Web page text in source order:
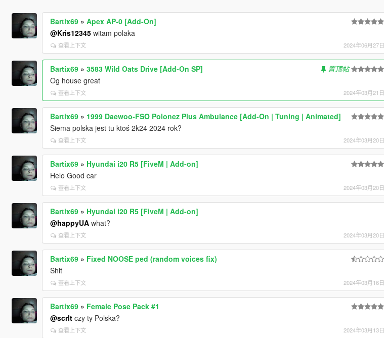
Bartix69» Apex AP-0 [Add-On]
@Kris12345witam polaka
查看上下文 2024年06月27日
Bartix69» 3583 Wild Oats Drive [Add-On SP]
置顶帖
Og house great
查看上下文 2024年03月21日
Bartix69» 1999 Daewoo-FSO Polonez Plus Ambulance [Add-On | Tuning | Animated]
Siema polska jest tu ktoś 2k24 2024 rok?
查看上下文 2024年03月20日
Bartix69» Hyundai i20 R5 [FiveM | Add-on]
Helo Good car
查看上下文 2024年03月20日
Bartix69» Hyundai i20 R5 [FiveM | Add-on]
@happyUAwhat?
查看上下文 2024年03月20日
Bartix69» Fixed NOOSE ped (random voices fix)
Shit
查看上下文 2024年03月16日
Bartix69» Female Pose Pack #1
@scrltczy ty Polska?
查看上下文 2024年03月13日